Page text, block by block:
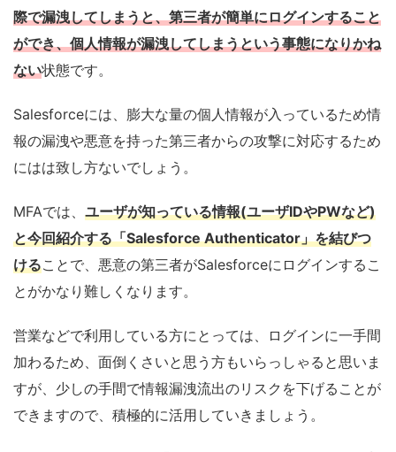
際で漏洩してしまうと、第三者が簡単にログインすること
ができ、個人情報が漏洩してしまうという事態になりかね
ない状態です。
Salesforceには、膨大な量の個人情報が入っているため情
報の漏洩や悪意を持った第三者からの攻撃に対応するため
にはは致し方ないでしょう。
MFAでは、 ユーザが知っている情報(ユーザIDやPWなど)
と今回紹介する「Salesforce Authenticator」を結びつ
けることで、悪意の第三者がSalesforceにログインするこ
とがかなり難しくなります。
営業などで利用している方にとっては、ログインに一手間
加わるため、面倒くさいと思う方もいらっしゃると思いま
すが、少しの手間で情報漏洩流出のリスクを下げることが
できますので、積極的に活用していきましょう。